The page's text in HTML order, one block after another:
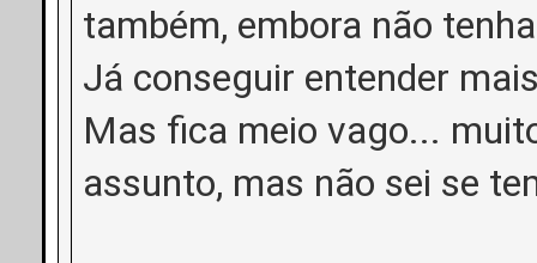
também, embora não
Já conseguir entender
Mas fica meio vago...
assunto, mas não sei se